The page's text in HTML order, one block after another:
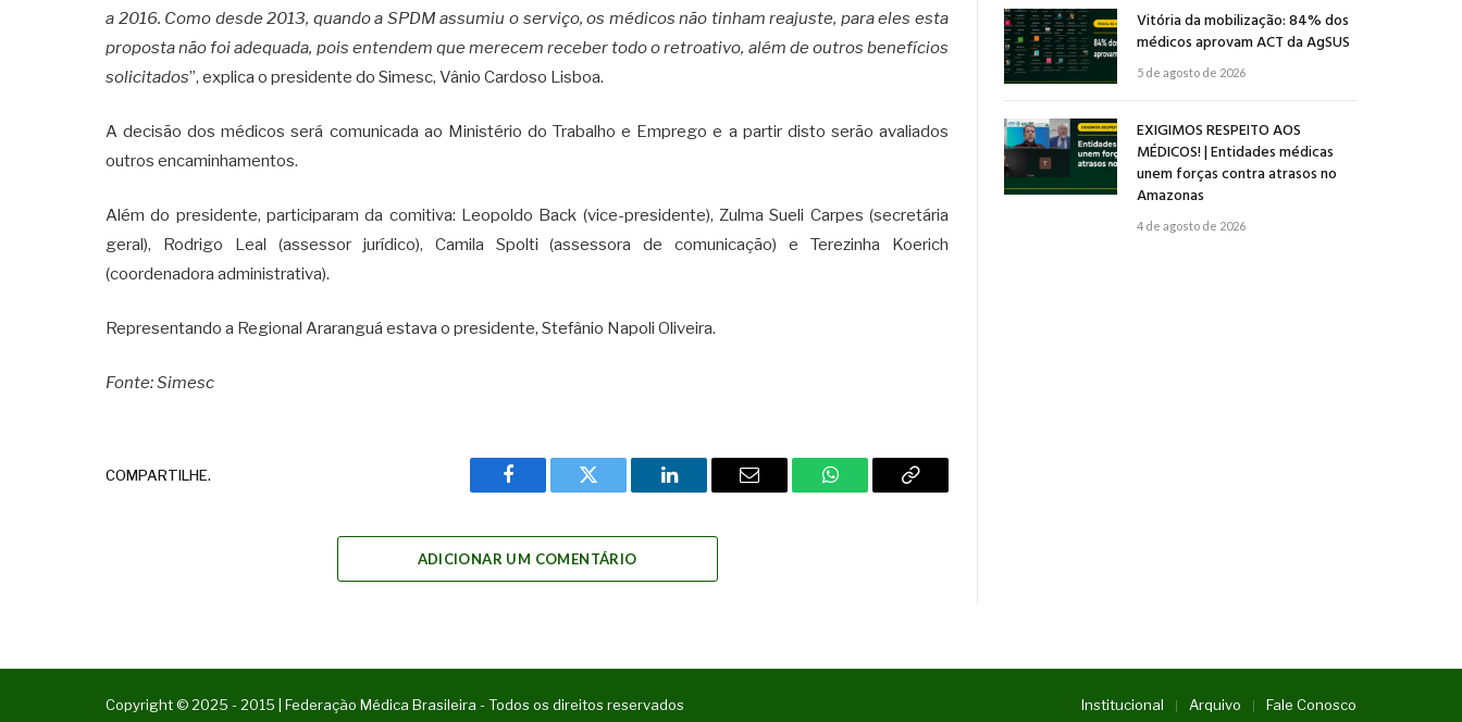
a 2016. Como desde 2013, quando a SPDM assumiu o serviço, os médicos não tinham reajuste, para eles esta
proposta não foi adequada, pois entendem que merecem receber todo o retroativo, além de outros benefícios
solicitados”, explica o presidente do Simesc, Vânio Cardoso Lisboa.
A decisão dos médicos será comunicada ao Ministério do Trabalho e Emprego e a partir disto serão avaliados
outros encaminhamentos.
Além do presidente, participaram da comitiva: Leopoldo Back (vice-presidente), Zulma Sueli Carpes (secretária
geral), Rodrigo Leal (assessor jurídico), Camila Spolti (assessora de comunicação) e Terezinha Koerich
(coordenadora administrativa).
Representando a Regional Araranguá estava o presidente, Stefânio Napoli Oliveira.
Fonte: Simesc
COMPARTILHE.
Facebook Twitter LinkedIn Email WhatsAppCopy
ADICIONAR UM COMENTÁRIO
Vitória da mobilização: 84% dos
médicos aprovam ACT da AgSUS
5 de agosto de 2026
EXIGIMOS RESPEITO AOS
MÉDICOS! | Entidades médicas
unem forças contra atrasos no
Amazonas
4 de agosto de 2026
Copyright © 2025 - 2015 | Federação Médica Brasileira - Todos os direitos reservados Institucional Arquivo Fale Conosco